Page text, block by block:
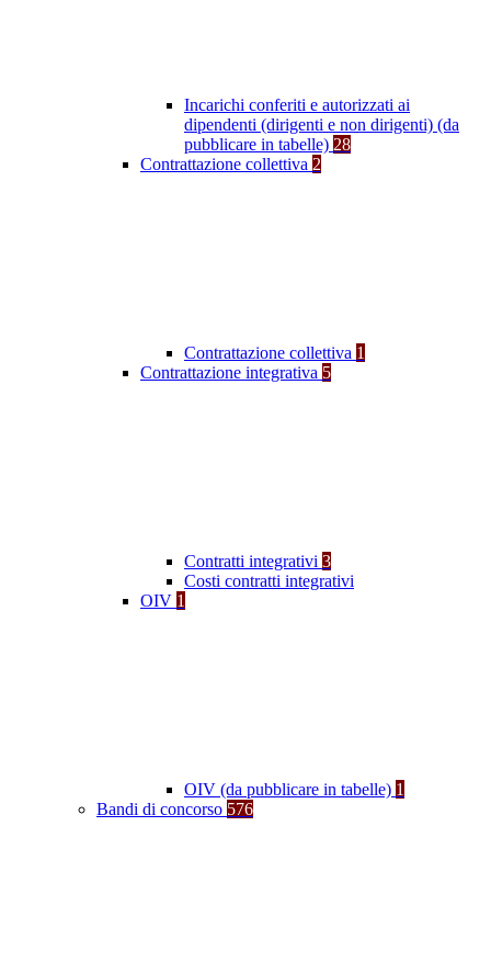
Incarichi conferiti e autorizzati ai
dipendenti (dirigenti e non dirigenti) (da
pubblicare in tabelle) 28
Contrattazione collettiva 2
Contrattazione collettiva 1
Contrattazione integrativa 5
Contratti integrativi 3
Costi contratti integrativi
OIV 1
OIV (da pubblicare in tabelle) 1
Bandi di concorso 576